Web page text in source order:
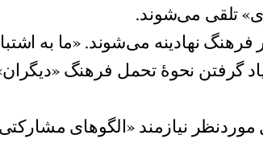
تلقی می‌شوند.
نهادینه می‌شوند. «ما به
گرفتن نحوهٔ تحمل فرهنگ
نیازمند «الگوهای مشارکتی